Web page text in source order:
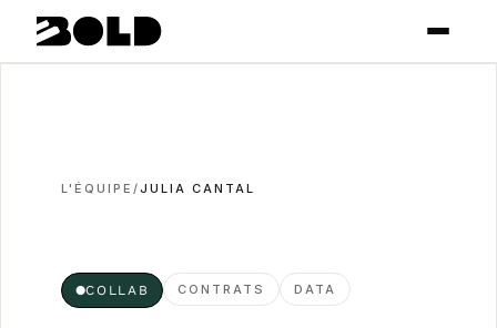
L'ÉQUIPE/JULIA CANTAL
●COLLAB CONTRATS DATA